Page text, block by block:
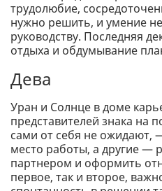
трудолюбие,
нужно решить, и умение
руководству. Последняя
отдыха и обдумывание
Дева
Уран и Солнце в доме
представителей знака на
сами от себя не ожидают,
место работы, а другие —
партнером и оформить
первое, так и второе,